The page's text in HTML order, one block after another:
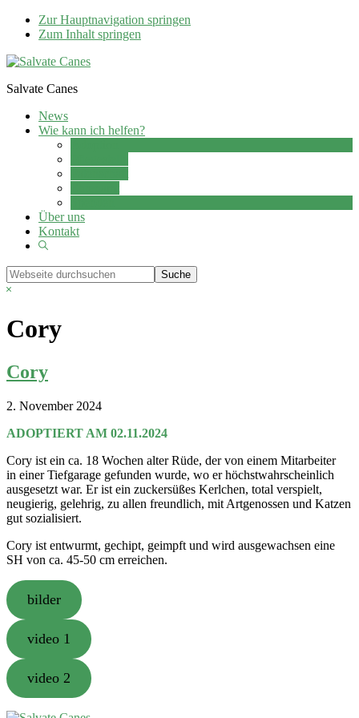
Zur Hauptnavigation springen
Zum Inhalt springen
Salvate Canes
News
Wie kann ich helfen?
Über uns
Kontakt
Show
Webseite
durchsuchen
Hide
Cory
Cory
2. November 2024
ADOPTIERT AM 02.11.2024
Cory ist ein ca. 18 Wochen alter Rüde, der von einem Mitarbeiter
in einer Tiefgarage gefunden wurde, wo er höchstwahrscheinlich
ausgesetzt war. Er ist ein zuckersüßes Kerlchen, total verspielt,
neugierig, gelehrig, zu allen freundlich, mit Artgenossen und Katzen
gut sozialisiert.
Cory ist entwurmt, gechipt, geimpft und wird ausgewachsen eine
SH von ca. 45-50 cm erreichen.
bilder
video 1
video 2